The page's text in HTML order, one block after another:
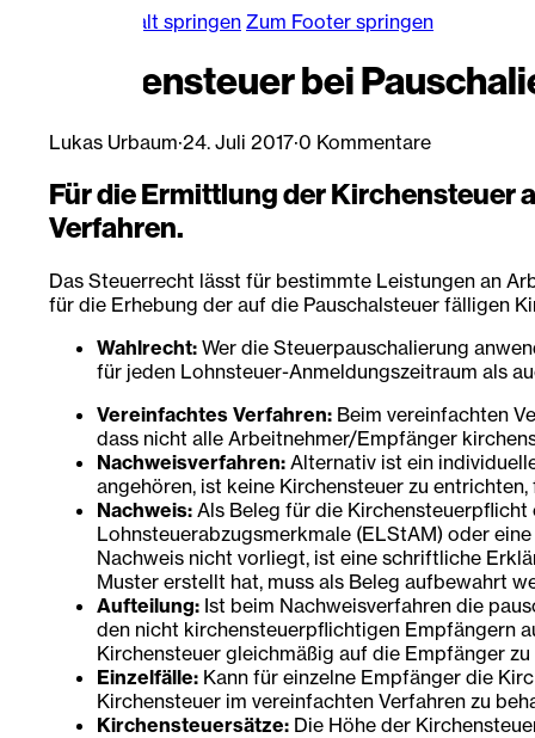
Zum Hauptinhalt springen Zum Footer springen
Kirchensteuer bei
Lukas Urbaum·24. Juli 2017·0 Kommentare
Für die Ermittlung der Kirchensteuer
Verfahren.
Das Steuerrecht lässt für bestimmte Leistungen an
für die Erhebung der auf die Pauschalsteuer fälligen
Wahlrecht:Wer die Steuerpauschalierung
für jeden Lohnsteuer-Anmeldungszeitraum als
Vereinfachtes Verfahren:Beim vereinfachten
dass nicht alle Arbeitnehmer/Empfänger
Nachweisverfahren:Alternativ ist ein
angehören, ist keine Kirchensteuer zu
Nachweis:Als Beleg für die Kirchensteuerpflicht
Lohnsteuerabzugsmerkmale (ELStAM) oder
Nachweis nicht vorliegt, ist eine schriftliche
Muster erstellt hat, muss als Beleg aufbewahrt
Aufteilung:Ist beim Nachweisverfahren die
den nicht kirchensteuerpflichtigen Empfängern
Kirchensteuer gleichmäßig auf die Empfänger zu
Einzelfälle:Kann für einzelne Empfänger die
Kirchensteuer im vereinfachten Verfahren zu
Kirchensteuersätze:Die Höhe der